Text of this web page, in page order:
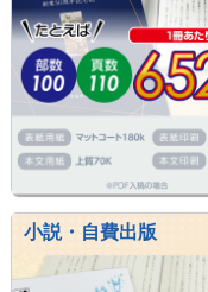
小説・自費出版